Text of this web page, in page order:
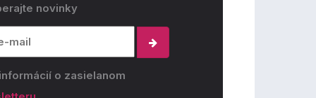
novinky
o zasielanom